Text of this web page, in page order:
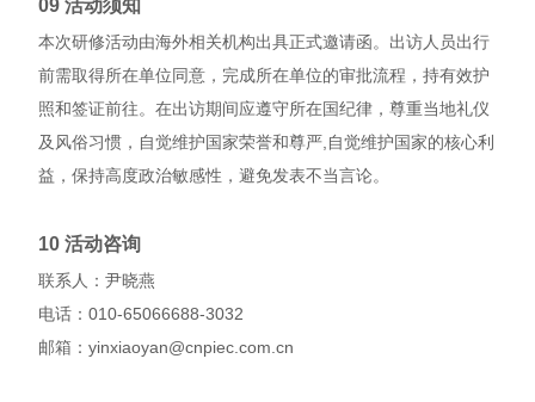
09 活动须知
本次研修活动由海外相关机构出具正式邀请函。出访人员出行
前需取得所在单位同意，完成所在单位的审批流程，持有效护
照和签证前往。在出访期间应遵守所在国纪律，尊重当地礼仪
及风俗习惯，自觉维护国家荣誉和尊严,自觉维护国家的核心利
益，保持高度政治敏感性，避免发表不当言论。
10 活动咨询
联系人：尹晓燕
电话：010-65066688-3032
邮箱：yinxiaoyan@cnpiec.com.cn